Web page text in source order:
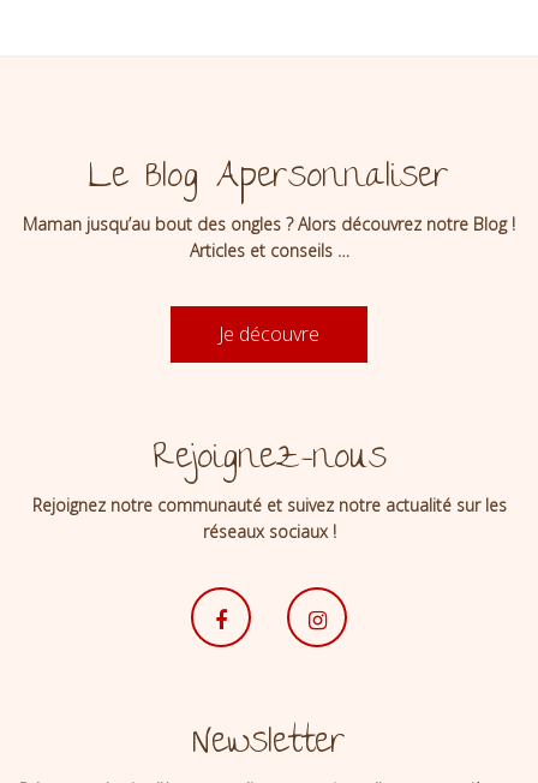
Le Blog Apersonnaliser
Maman jusqu’au bout des ongles ? Alors découvrez notre Blog !
Articles et conseils …
Je découvre
Rejoignez-nous
Rejoignez notre communauté et suivez notre actualité sur les
réseaux sociaux !
Newsletter